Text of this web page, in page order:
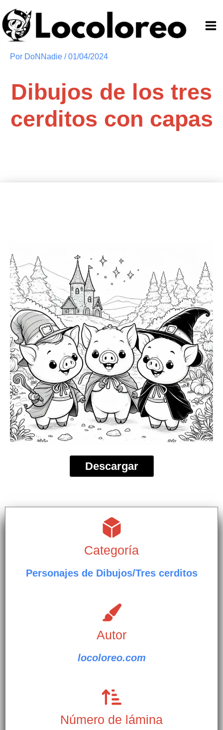
al
contenido
Por DoNNadie /01/04/2024
Dibujos de los tres
cerditos con capas
Descargar
Categoría
Personajes de Dibujos/Tres cerditos
Autor
locoloreo.com
Número de lámina